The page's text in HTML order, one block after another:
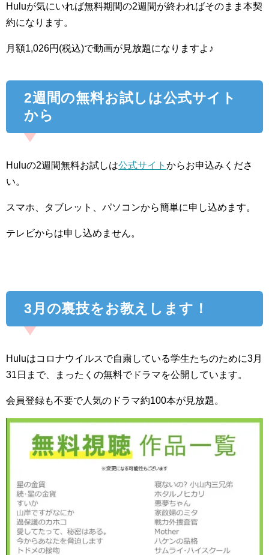
Huluが気にいれば無料期間の2週間が終わればそのまま本契
約になります。
月額1,026円(税込)で動画が見放題になりますよ♪
2週間の無料お試しは公式サイト
から
Huluの2週間無料お試しは公式サイト からお申込みくださ
い。
スマホ、タブレット、パソコンから簡単に申し込めます。
テレビからは申し込めません。
3月の裏技をお教えします！
Huluはコロナウイルスで自粛している学生たちのために3月
31日まで、まったくの無料でドラマを公開しています。
会員登録も不要で人気のドラマ約100本が見放題。